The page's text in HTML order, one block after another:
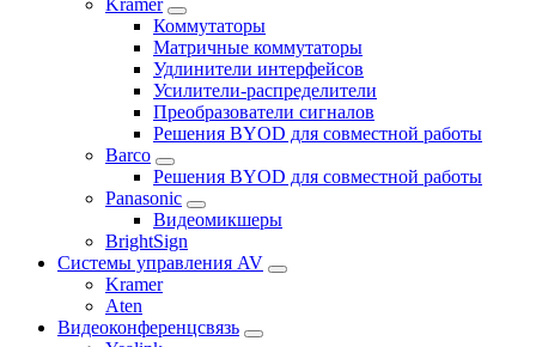
Kramer
Коммутаторы
Матричные коммутаторы
Удлинители интерфейсов
Усилители-распределители
Преобразователи сигналов
Решения BYOD для совместной работы
Barco
Решения BYOD для совместной работы
Panasonic
Видеомикшеры
BrightSign
Системы управления AV
Kramer
Aten
Видеоконференцсвязь